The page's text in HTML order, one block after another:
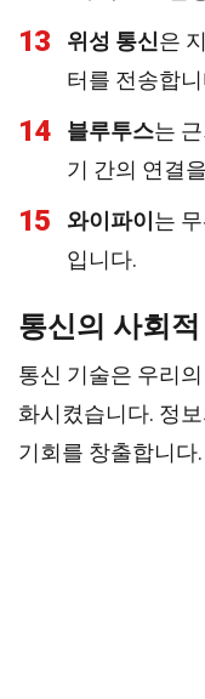
13 위성 통신은
터를 전송합
14 블루투스는
기 간의 연결
15 와이파이 는
입니다.
통신의 사회
통신 기술은 우리
화시켰습니다. 정
기회를 창출합니다.